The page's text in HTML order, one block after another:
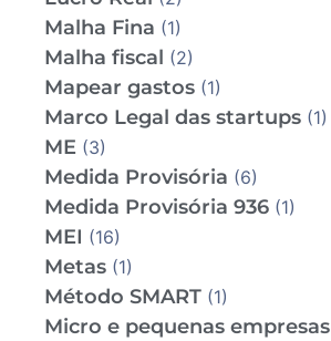
Malha Fina (1)
Malha fiscal (2)
Mapear gastos (1)
Marco Legal das startups (1)
ME (3)
Medida Provisória (6)
Medida Provisória 936 (1)
MEI (16)
Metas (1)
Método SMART (1)
Micro e pequenas empresas